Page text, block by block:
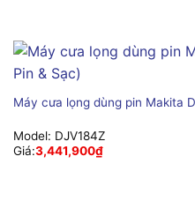
Máy cưa lọng dùng pin Makita
Model: DJV184Z
Giá:3,441,900₫